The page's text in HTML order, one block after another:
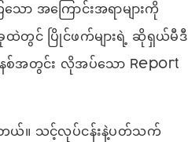
ော အကြောင်းအရာများကို
ထဲတွင် ပြိုင်ဖက်များရဲ့ ဆိုရှယ်မီဒီ
စ်အတွင်း လိုအပ်သော Report
ါတယ်။ သင့်လုပ်ငန်းနဲ့ပတ်သက်